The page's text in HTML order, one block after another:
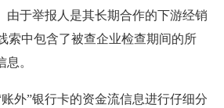
由于举报人是其长期合作的下游经销
索中包含了被查企业检查期间的所
。
”银行卡的资金流信息进行仔细分